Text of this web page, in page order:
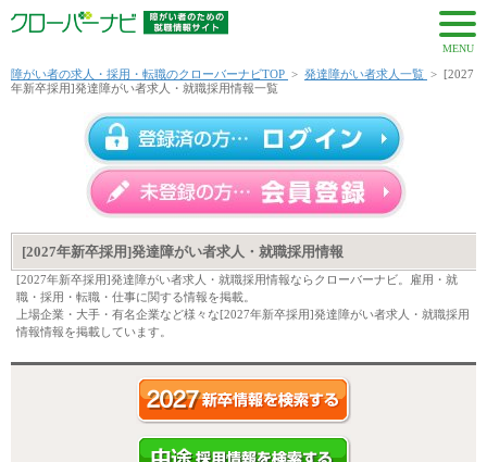
MENU
障がい者の求人・採用・転職のクローバーナビTOP > 発達障がい者求人一覧 > [2027
年新卒採用]発達障がい者求人・就職採用情報一覧
[2027年新卒採用]発達障がい者求人・就職採用情報
[2027年新卒採用]発達障がい者求人・就職採用情報ならクローバーナビ。雇用・就
職・採用・転職・仕事に関する情報を掲載。
上場企業・大手・有名企業など様々な[2027年新卒採用]発達障がい者求人・就職採用
情報情報を掲載しています。